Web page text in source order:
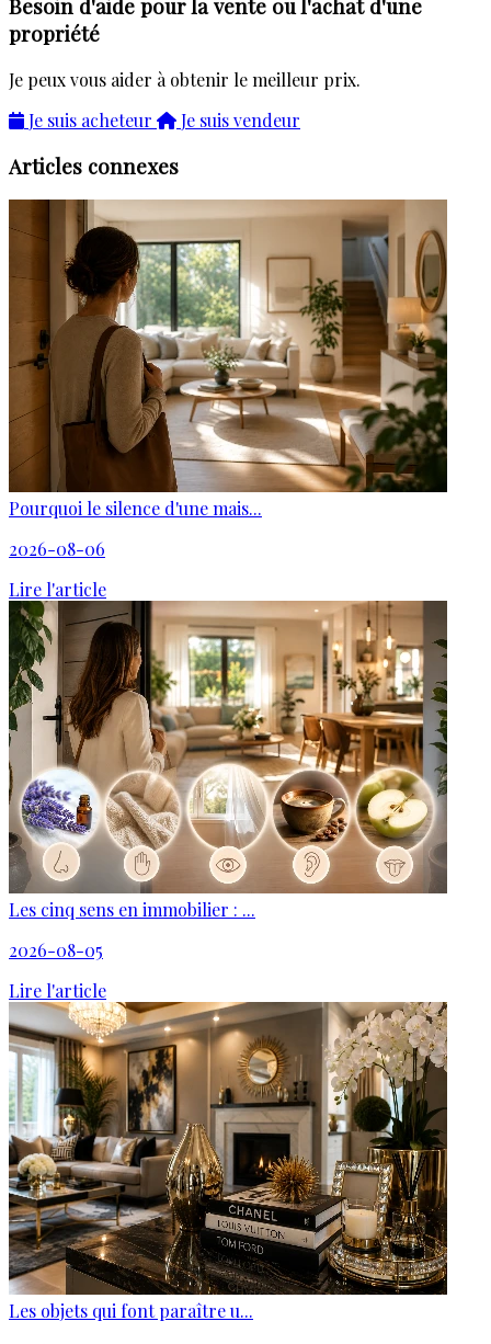
Besoin d'aide pour la vente ou l'achat d'une
propriété
Je peux vous aider à obtenir le meilleur prix.
Je suis acheteur
Je suis vendeur
Articles connexes
Pourquoi le silence d'une mais...
2026-08-06
Lire l'article
Les cinq sens en immobilier : ...
2026-08-05
Lire l'article
Les objets qui font paraître u...